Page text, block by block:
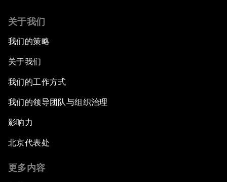
关于我们
我们的策略
关于我们
我们的工作方式
我们的领导团队与组织治理
影响力
北京代表处
更多内容